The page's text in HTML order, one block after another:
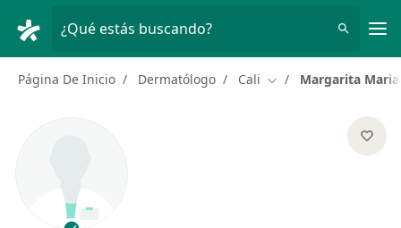
¿Qué estás buscando?
Página De Inicio Dermatólogo Cali Cambiar de ciudad
Margarita